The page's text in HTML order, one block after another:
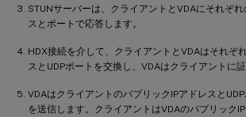
STUNサーバーは、クライアントとVDAにそれぞ
スとポートで応答します。
HDX接続を介して、クライアントとVDAはそれぞ
スとUDPポートを交換し、VDAはクライアントに
VDAはクライアントのパブリックIPアドレスと
を送信します。クライアントはVDAのパブリック